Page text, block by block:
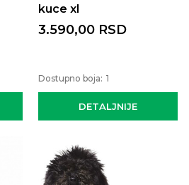
kuce xl
DETALJNIJE
3.590,00 RSD
Dostupno boja: 1